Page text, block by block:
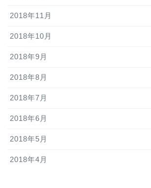
2018年11月
2018年10月
2018年9月
2018年8月
2018年7月
2018年6月
2018年5月
2018年4月